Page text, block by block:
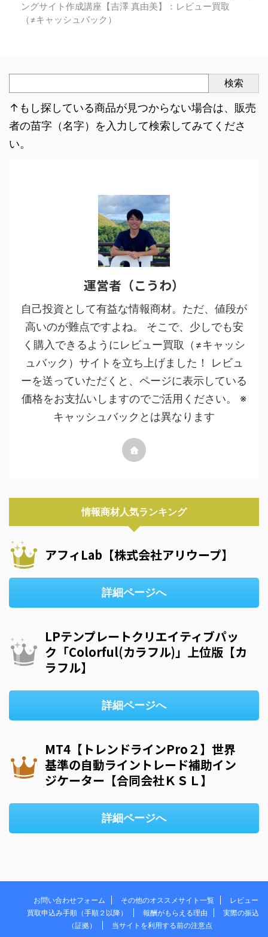
ングサイト作成講座【吉澤 真由美】：レビュー買取
（≠キャッシュバック）
検索
↑もし探している商品が見つからない場合は、販売
者の苗字（名字）を入力して検索してみてくださ
い。
運営者（こうわ）
自己投資として有益な情報商材。ただ、値段が
高いのが難点ですよね。 そこで、少しでも安
く購入できるようにレビュー買取（≠キャッシ
ュバック）サイトを立ち上げました！ レビュ
ーを送っていただくと、ページに表示している
価格をお支払いしますのでご活用ください。 ※
キャッシュバックとは異なります
情報商材人気ランキング
アフィLab【株式会社アリウープ】
詳細ページへ
LPテンプレートクリエイティブパッ
ク「Colorful(カラフル)」上位版【カ
ラフル】
詳細ページへ
MT4【トレンドラインPro２】世界
基準の自動ライントレード補助イン
ジケーター【合同会社ＫＳＬ】
詳細ページへ
お問い合わせフォーム その他のオススメサイト一覧
レビュー
買取申込み手順（手順２以降）
報酬がもらえる理由
実際の振込
（証拠）
当サイトを利用する前の注意点